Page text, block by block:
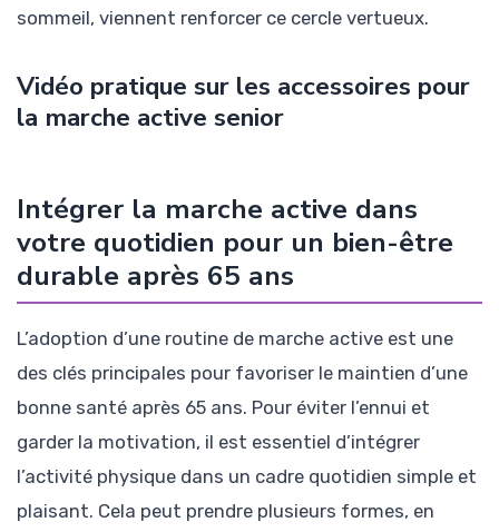
sommeil, viennent renforcer ce cercle vertueux.
Vidéo pratique sur les accessoires pour
la marche active senior
Intégrer la marche active dans
votre quotidien pour un bien-être
durable après 65 ans
L’adoption d’une routine de marche active est une
des clés principales pour favoriser le maintien d’une
bonne santé après 65 ans. Pour éviter l’ennui et
garder la motivation, il est essentiel d’intégrer
l’activité physique dans un cadre quotidien simple et
plaisant. Cela peut prendre plusieurs formes, en